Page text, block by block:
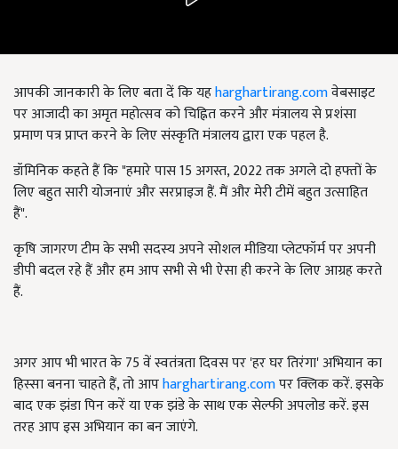
आपकी जानकारी के लिए बता दें कि यहharghartirang.comवेबसाइट
पर आजादी का अमृत महोत्सव को चिह्नित करने और मंत्रालय से प्रशंसा
प्रमाण पत्र प्राप्त करने के लिए संस्कृति मंत्रालय द्वारा एक पहल है.
डॉमिनिक कहते हैं कि "हमारे पास 15 अगस्त, 2022 तक अगले दो हफ्तों के
लिए बहुत सारी योजनाएं और सरप्राइज हैं. मैं और मेरी टीमें बहुत उत्साहित
हैं".
कृषि जागरण टीम के सभी सदस्य अपने सोशल मीडिया प्लेटफॉर्म पर अपनी
डीपी बदल रहे हैं और हम आप सभी से भी ऐसा ही करने के लिए आग्रह करते
हैं.
अगर आप भी भारत के 75 वें स्वतंत्रता दिवस पर 'हर घर तिरंगा' अभियान का
हिस्सा बनना चाहते हैं, तो आपharghartirang.comपर क्लिक करें. इसके
बाद एक झंडा पिन करें या एक झंडे के साथ एक सेल्फी अपलोड करें. इस
तरह आप इस अभियान का बन जाएंगे.